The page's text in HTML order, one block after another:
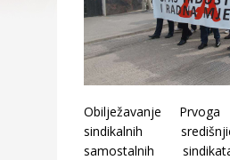
Obilježavanje
sindikalnih
samostalnih